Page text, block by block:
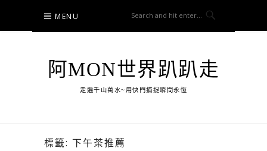
content
MENU
阿MON世界趴趴走
走遍千山萬水~用快門捕捉瞬間永恆
標籤: 下午茶推薦